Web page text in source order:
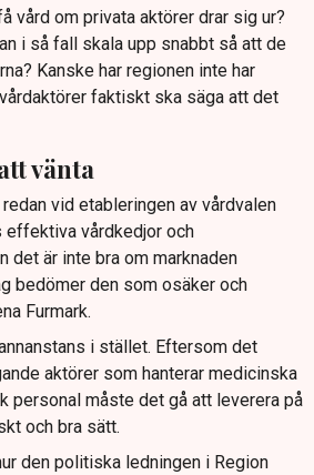
vård om privata aktörer drar sig ur?
i så fall skala upp snabbt så att de
Kanske har regionen inte har
faktiskt ska säga att det
vänta
vid etableringen av vårdvalen
effektiva vårdkedjor och
det är inte bra om marknaden
bedömer den som osäker och
Furmark.
i stället. Eftersom det
aktörer som hanterar medicinska
personal måste det gå att leverera på
och bra sätt.
den politiska ledningen i Region